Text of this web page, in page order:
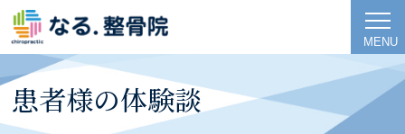
MENU
患者様の体験談